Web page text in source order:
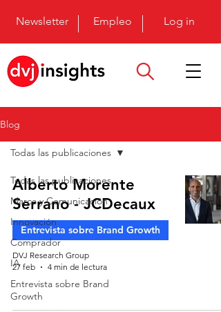
Newsletter Empleo Log in
Blog
Todas las publicaciones
Marca y Comunicación
Innovación
Comprador
IA
Entrevista sobre Brand
Growth
Todas las publicaciones
Alberto Morente
Serrano - JCDecaux
Entrevista sobre Brand Growth
DVJ Research Group
27 feb
4 min de lectura